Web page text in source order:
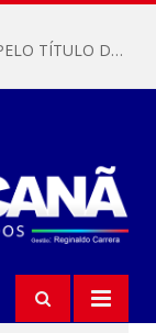
MARACANÃ SAI NA FRENTE NA DISPUTA PELO TÍTULO DA COPA PARÁ SUB-17!